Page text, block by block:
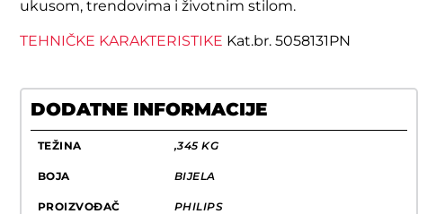
ukusom, trendovima i životnim stilom.
TEHNIČKE KARAKTERISTIKE Kat.br. 5058131PN
DODATNE INFORMACIJE
TEŽINA ,345 KG
BOJA BIJELA
PROIZVOĐAČ PHILIPS